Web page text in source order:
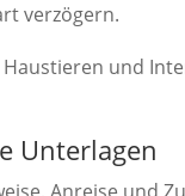
verzögern.
und
Unterlagen